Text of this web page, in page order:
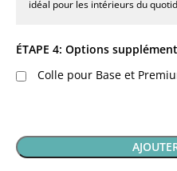
idéal pour les intérieurs du
ÉTAPE 4: Options
Colle pour Base et